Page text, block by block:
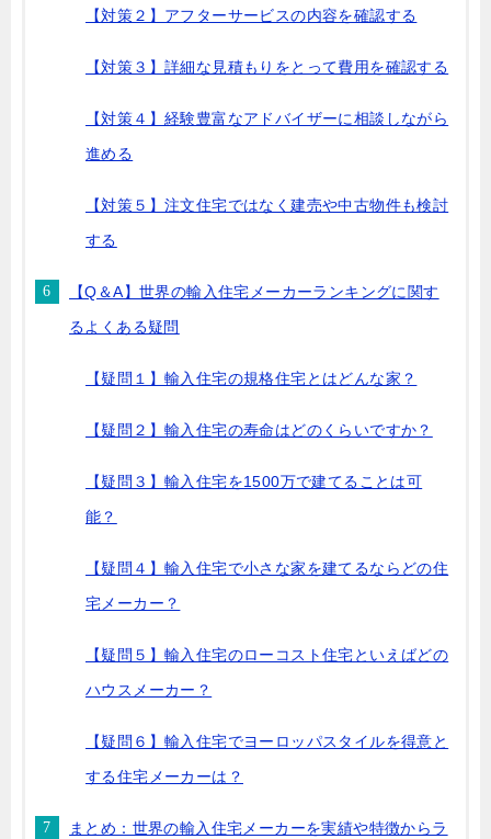
【対策２】アフターサービスの内容を確認する
【対策３】詳細な見積もりをとって費用を確認する
【対策４】経験豊富なアドバイザーに相談しながら
進める
【対策５】注文住宅ではなく建売や中古物件も検討
する
【Q＆A】世界の輸入住宅メーカーランキングに関す
るよくある疑問
【疑問１】輸入住宅の規格住宅とはどんな家？
【疑問２】輸入住宅の寿命はどのくらいですか？
【疑問３】輸入住宅を1500万で建てることは可
能？
【疑問４】輸入住宅で小さな家を建てるならどの住
宅メーカー？
【疑問５】輸入住宅のローコスト住宅といえばどの
ハウスメーカー？
【疑問６】輸入住宅でヨーロッパスタイルを得意と
する住宅メーカーは？
まとめ：世界の輸入住宅メーカーを実績や特徴からラ